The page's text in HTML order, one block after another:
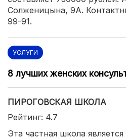
Солженицына, 9А.
99-91.
УСЛУГИ
8 лучших женских
ПИРОГОВСКАЯ ШКОЛА
Рейтинг: 4.7
Эта частная школа